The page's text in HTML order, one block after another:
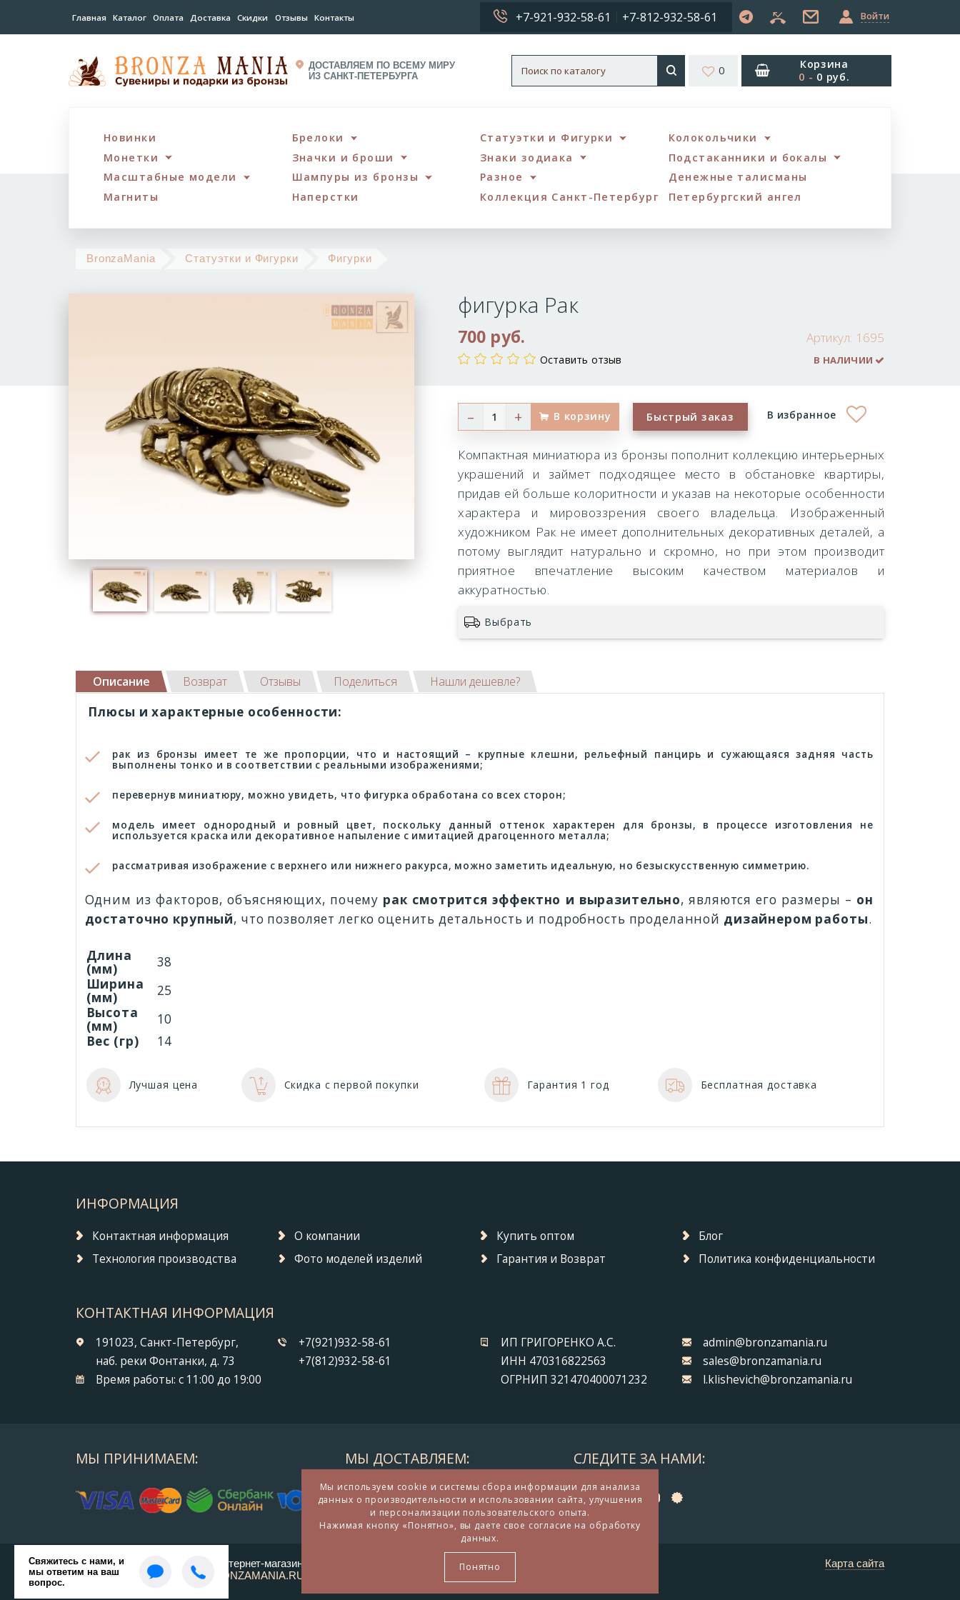
Главная Каталог Оплата Доставка Скидки Отзывы Контакты +7-921-932-58-61 +7-812-932-58-61 Войти
ДОСТАВЛЯЕМ ПО ВСЕМУ МИРУ
ИЗ САНКТ-ПЕТЕРБУРГА
0
Корзина
0 - 0 руб.
Новинки Брелоки Статуэтки и Фигурки
Колокольчики
Монетки
Значки и броши Знаки зодиака
Подстаканники и бокалы
Масштабные модели
Шампуры из бронзы Разное
Денежные талисманы
Магниты
Наперстки Коллекция Санкт-Петербург Петербургский ангел
BronzaMania Статуэтки и Фигурки Фигурки
фигурка Рак
Артикул: 1695
В НАЛИЧИИ
700 руб.
Оставить отзыв
– + В корзину Быстрый заказ В избранное
Компактная миниатюра из бронзы пополнит коллекцию интерьерных
украшений и займет подходящее место в обстановке квартиры,
придав ей больше колоритности и указав на некоторые особенности
характера и мировоззрения своего владельца. Изображенный
художником Рак не имеет дополнительных декоративных деталей, а
потому выглядит натурально и скромно, но при этом производит
приятное впечатление высоким качеством материалов и
аккуратностью.
Выбрать
Описание Возврат Отзывы Поделиться Нашли дешевле?
Плюсы и характерные особенности:
рак из бронзы имеет те же пропорции, что и настоящий – крупные клешни, рельефный панцирь и сужающаяся задняя часть
выполнены тонко и в соответствии с реальными изображениями;
перевернув миниатюру, можно увидеть, что фигурка обработана со всех сторон;
модель имеет однородный и ровный цвет, поскольку данный оттенок характерен для бронзы, в процессе изготовления не
используется краска или декоративное напыление с имитацией драгоценного металла;
рассматривая изображение с верхнего или нижнего ракурса, можно заметить идеальную, но безыскусственную симметрию.
Одним из факторов, объясняющих, почему рак смотрится эффектно и выразительно, являются его размеры – он
достаточно крупный, что позволяет легко оценить детальность и подробность проделанной дизайнером работы.
Длина
(мм)
38
Ширина
(мм)
25
Высота
(мм)
10
Вес (гр)
14
Лучшая цена Скидка с первой покупки Гарантия 1 год Бесплатная доставка
ИНФОРМАЦИЯ
Контактная информация О компании Купить оптом
Блог
Технология производства
Фото моделей изделий Гарантия и Возврат Политика конфиденциальности
КОНТАКТНАЯ ИНФОРМАЦИЯ
191023, Санкт-Петербург,
наб. реки Фонтанки, д. 73
Время работы: с 11:00 до 19:00
+7(921)932-58-61
+7(812)932-58-61
ИП ГРИГОРЕНКО А.С.
ИНН 470316822563
ОГРНИП 321470400071232
admin@bronzamania.ru
sales@bronzamania.ru
l.klishevich@bronzamania.ru
МЫ ПРИНИМАЕМ: МЫ ДОСТАВЛЯЕМ: СЛЕДИТЕ ЗА НАМИ:
© 2014-2026 БронзаМания -
Интернет-магазин подарков и сувениров из бронзы
ВСЕ ПРАВА ЗАЩИЩЕНЫ BRONZAMANIA.RU®
Карта сайта
Мы используем cookie и системы сбора информации для анализа
данных о производительности и использовании сайта, улучшения
и персонализации пользовательского опыта.
Нажимая кнопку «Понятно», вы даете свое согласие на обработку
данных.
Понятно